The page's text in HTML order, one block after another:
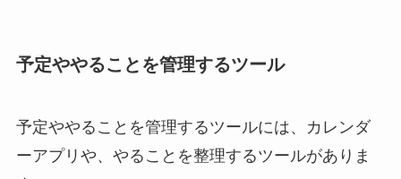
予定ややることを管理するツール
予定ややることを管理するツールには、カレンダ
ーアプリや、やることを整理するツールがありま